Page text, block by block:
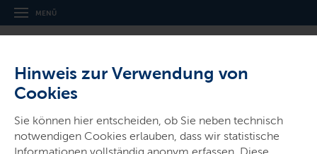
Hinweis zur Verwendung von
Cookies
Sie können hier entscheiden, ob Sie neben technisch
notwendigen Cookies erlauben, dass wir statistische
MENÜ
Thema
Bürgerforum Klima